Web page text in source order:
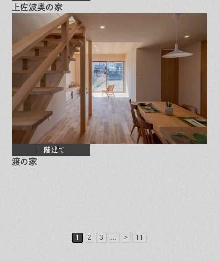
上佐波奥の家
二階建て
渡の家
1 2 3 > 11